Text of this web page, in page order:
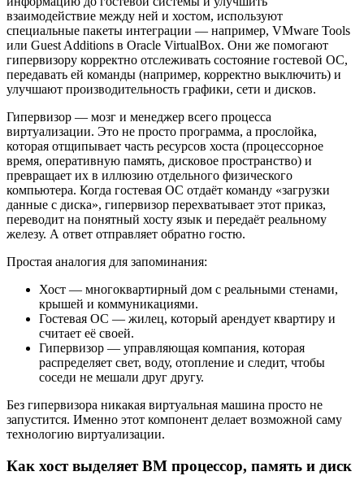
взаимодействие между ней и хостом, используют
специальные пакеты интеграции — например, VMware Tools
или Guest Additions в Oracle VirtualBox. Они же помогают
гипервизору корректно отслеживать состояние гостевой ОС,
передавать ей команды (например, корректно выключить) и
улучшают производительность графики, сети и дисков.
Гипервизор — мозг и менеджер всего процесса
виртуализации. Это не просто программа, а прослойка,
которая отщипывает часть ресурсов хоста (процессорное
время, оперативную память, дисковое пространство) и
превращает их в иллюзию отдельного физического
компьютера. Когда гостевая ОС отдаёт команду «загрузки
данные с диска», гипервизор перехватывает этот приказ,
переводит на понятный хосту язык и передаёт реальному
железу. А ответ отправляет обратно гостю.
Простая аналогия для запоминания:
Хост — многоквартирный дом с реальными стенами,
крышей и коммуникациями.
Гостевая ОС — жилец, который арендует квартиру и
считает её своей.
Гипервизор — управляющая компания, которая
распределяет свет, воду, отопление и следит, чтобы
соседи не мешали друг другу.
Без гипервизора никакая виртуальная машина просто не
запустится. Именно этот компонент делает возможной саму
технологию виртуализации.
Как хост выделяет ВМ процессор, память и диск